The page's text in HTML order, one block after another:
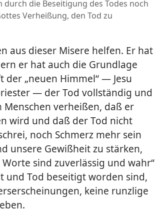
die Beseitigung des Todes noch
Verheißung, den Tod zu
aus dieser Misere helfen. Er hat
er hat auch die Grundlage
„neuen Himmel“ — Jesu
— der Tod vollständig und
verheißen, daß er
wird und daß der Tod nicht
noch Schmerz mehr sein
unsere Gewißheit zu stärken,
sind zuverlässig und wahr“
und Tod beseitigt worden sind,
keine runzlige